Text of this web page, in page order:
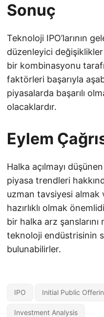
Sonuç
Teknoloji IPO’larının
düzenleyici
bir kombinasyonu
faktörleri başarıyla
piyasalarda başarılı
olacaklardır.
Eylem
Halka açılmayı
piyasa trendleri
uzman tavsiyesi almak
hazırlıklı olmak
bir halka arz
teknoloji endüstrisinin
bulunabilirler.
IPO Initial Public
Investment Analysis